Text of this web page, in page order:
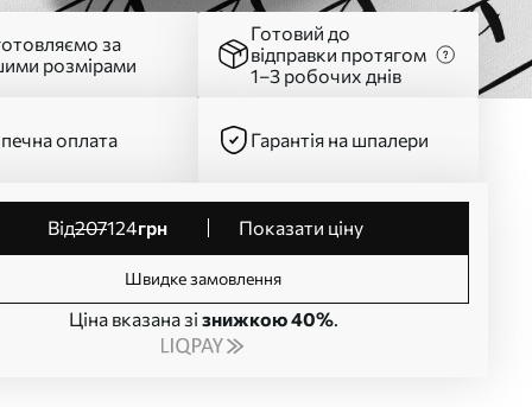
за
розмірами
Готовий до
відправки протягом
1–3 робочих днів
оплата Гарантія на шпалери
від207124грн Показати ціну
Швидке замовлення
Ціна вказана зі знижкою 40%.